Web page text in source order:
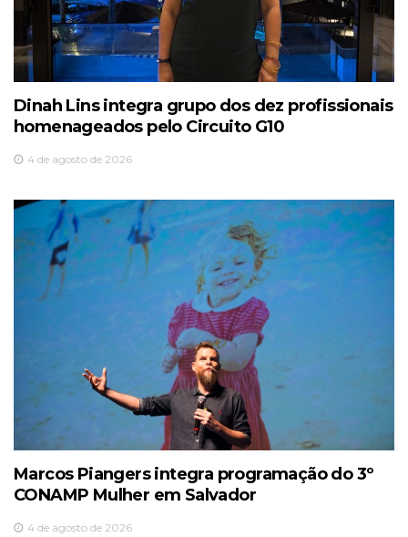
Dinah Lins integra grupo dos dez profissionais
homenageados pelo Circuito G10
4 de agosto de 2026
Marcos Piangers integra programação do 3º
CONAMP Mulher em Salvador
4 de agosto de 2026